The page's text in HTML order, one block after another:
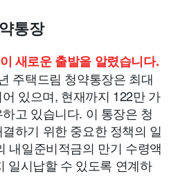
통장
새로운 출발을 알렸습니다.
주택드림 청약통장은 최대
있으며, 현재까지 122만 가
고 있습니다. 이 통장은 청
하기 위한 중요한 정책의 일
내일준비적금의 만기 수령액
일시납할 수 있도록 연계하